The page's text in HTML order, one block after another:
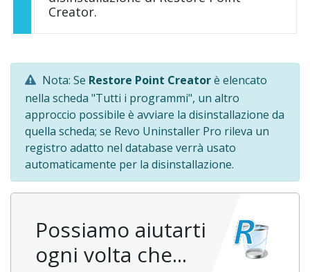
Creator.
Nota: Se Restore Point Creatorè elencato
nella scheda "Tutti i programmi", un altro
approccio possibile è avviare la disinstallazione da
quella scheda; se Revo Uninstaller Pro rileva un
registro adatto nel database verrà usato
automaticamente per la disinstallazione.
Possiamo aiutarti
ogni volta che...